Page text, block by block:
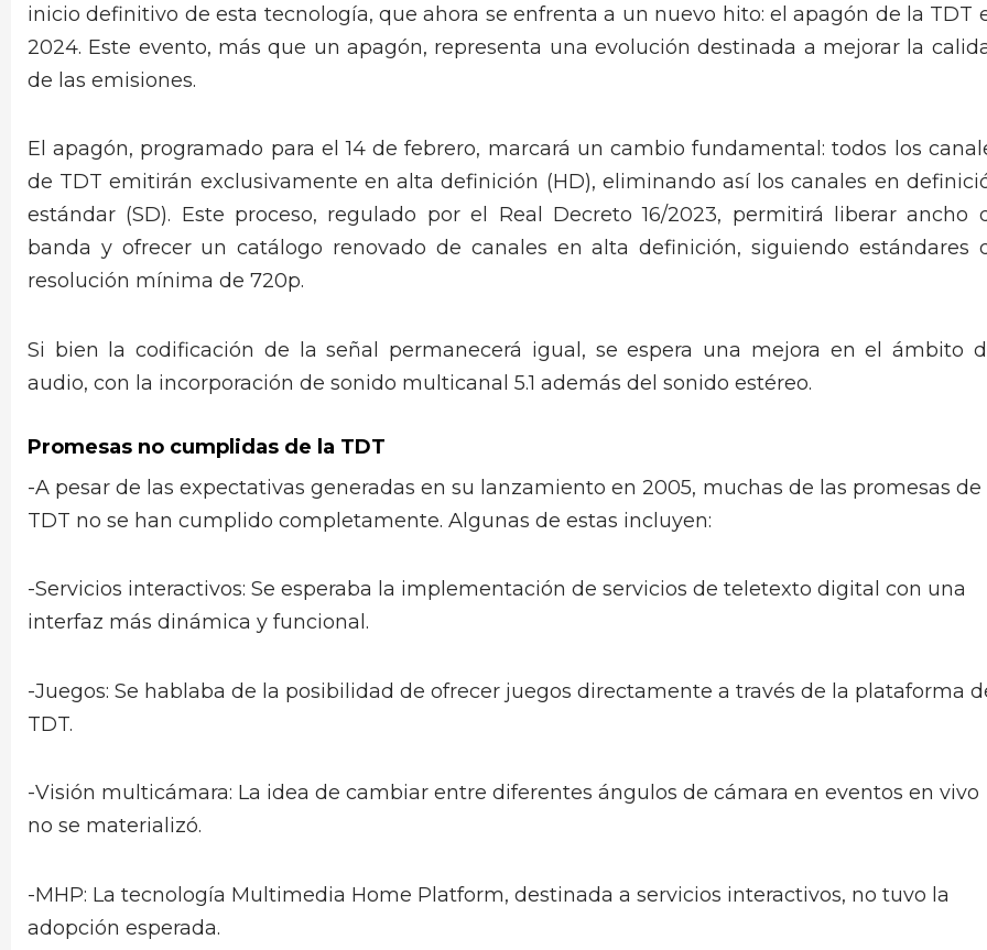
inicio definitivo de esta tecnología, que ahora se enfrenta a un nuevo hito: el apagón de la TDT
2024. Este evento, más que un apagón, representa una evolución destinada a mejorar la
de las emisiones.
El apagón, programado para el 14 de febrero, marcará un cambio fundamental: todos los
de TDT emitirán exclusivamente en alta definición (HD), eliminando así los canales en
estándar (SD). Este proceso, regulado por el Real Decreto 16/2023, permitirá liberar ancho
banda y ofrecer un catálogo renovado de canales en alta definición, siguiendo estándares
resolución mínima de 720p.
Si bien la codificación de la señal permanecerá igual, se espera una mejora en el ámbito
audio, con la incorporación de sonido multicanal 5.1 además del sonido estéreo.
Promesas no cumplidas de la TDT
-A pesar de las expectativas generadas en su lanzamiento en 2005, muchas de las promesas de
TDT no se han cumplido completamente. Algunas de estas incluyen:
-Servicios interactivos: Se esperaba la implementación de servicios de teletexto digital con una
interfaz más dinámica y funcional.
-Juegos: Se hablaba de la posibilidad de ofrecer juegos directamente a través de la plataforma
TDT.
-Visión multicámara: La idea de cambiar entre diferentes ángulos de cámara en eventos en vivo
no se materializó.
-MHP: La tecnología Multimedia Home Platform, destinada a servicios interactivos, no tuvo la
adopción esperada.